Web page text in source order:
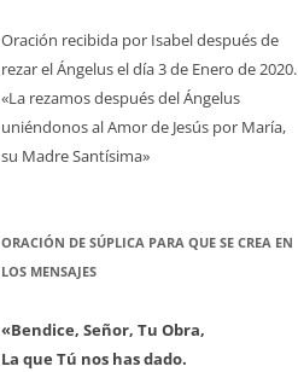
Oración recibida por Isabel después de
rezar el Ángelus el día 3 de Enero de 2020.
«La rezamos después del Ángelus
uniéndonos al Amor de Jesús por María,
su Madre Santísima»
ORACIÓN DE SÚPLICA PARA QUE SE CREA EN
LOS MENSAJES
«Bendice, Señor, Tu Obra,
La que Tú nos has dado.